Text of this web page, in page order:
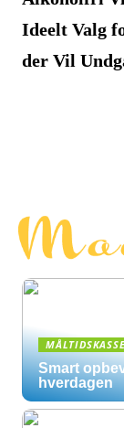
Ideelt Valg
der Vil
Smart
hverdagen